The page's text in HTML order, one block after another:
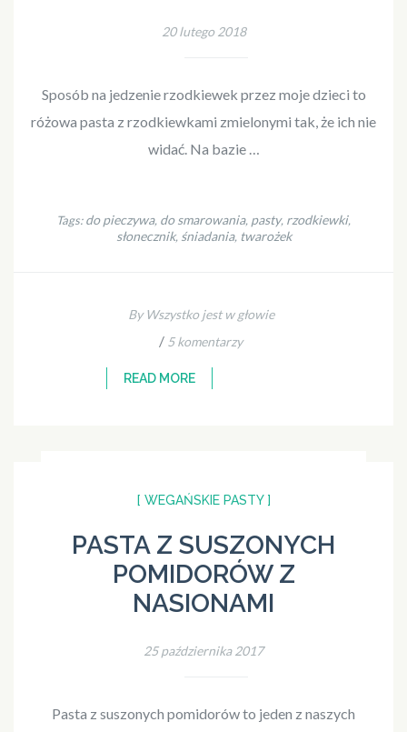
20 lutego 2018
Sposób na jedzenie rzodkiewek przez moje dzieci to
różowa pasta z rzodkiewkami zmielonymi tak, że ich nie
widać. Na bazie …
Tags:do pieczywa, do smarowania, pasty, rzodkiewki,
słonecznik, śniadania, twarożek
By Wszystko jest w głowie
/ 5 komentarzy
READ MORE
[ WEGAŃSKIE PASTY ]
PASTA Z SUSZONYCH
POMIDORÓW Z
NASIONAMI
25 października 2017
Pasta z suszonych pomidorów to jeden z naszych